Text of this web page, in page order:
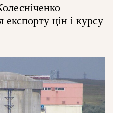
експорту цін і курсу